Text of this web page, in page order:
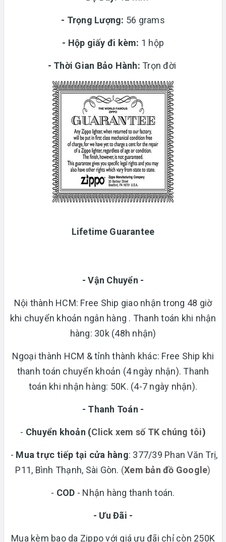
- Trọng Lượng: 56 grams
- Hộp giấy đi kèm: 1 hộp
- Thời Gian Bảo Hành: Trọn đời
Lifetime Guarantee
- Vận Chuyển -
Nội thành HCM: Free Ship giao nhận trong 48 giờ
khi chuyển khoản ngân hàng . Thanh toán khi nhận
hàng: 30k (48h nhận)
Ngoại thành HCM & tỉnh thành khác: Free Ship khi
thanh toán chuyển khoản (4 ngày nhận). Thanh
toán khi nhận hàng: 50K. (4-7 ngày nhận).
- Thanh Toán -
- Chuyển khoản (Click xem số TK chúng tôi)
- Mua trực tiếp tại cửa hàng: 377/39 Phan Văn Trị,
P11, Bình Thạnh, Sài Gòn. (Xem bản đồ Google)
- COD - Nhận hàng thanh toán.
- Ưu Đãi -
Mua kèm bao da Zippo với giá ưu đãi chỉ còn 250K